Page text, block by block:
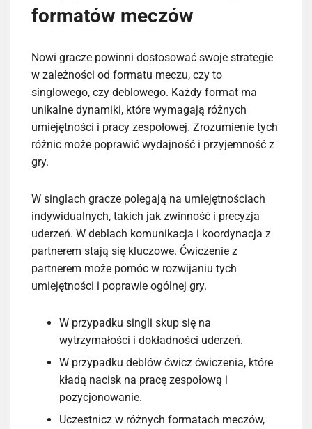
formatów meczów
Nowi gracze powinni dostosować swoje strategie
w zależności od formatu meczu, czy to
singlowego, czy deblowego. Każdy format ma
unikalne dynamiki, które wymagają różnych
umiejętności i pracy zespołowej. Zrozumienie tych
różnic może poprawić wydajność i przyjemność z
gry.
W singlach gracze polegają na umiejętnościach
indywidualnych, takich jak zwinność i precyzja
uderzeń. W deblach komunikacja i koordynacja z
partnerem stają się kluczowe. Ćwiczenie z
partnerem może pomóc w rozwijaniu tych
umiejętności i poprawie ogólnej gry.
W przypadku singli skup się na
wytrzymałości i dokładności uderzeń.
W przypadku deblów ćwicz ćwiczenia, które
kładą nacisk na pracę zespołową i
pozycjonowanie.
Uczestnicz w różnych formatach meczów,